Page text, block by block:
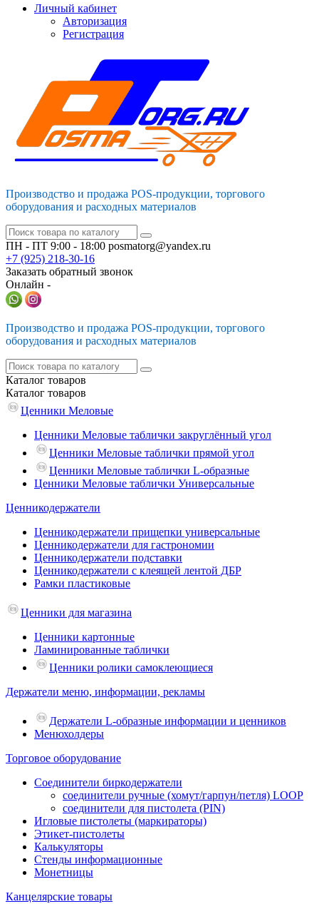
Личный кабинет
Авторизация
Регистрация
Производство и продажа POS-продукции, торгового
оборудования и расходных материалов
ПН - ПТ 9:00 - 18:00 posmatorg@yandex.ru
+7 (925) 218-30-16
Заказать обратный звонок
Онлайн -
Производство и продажа POS-продукции, торгового
оборудования и расходных материалов
Каталог товаров
Каталог товаров
Ценники Меловые
Ценники Меловые таблички закруглённый угол
Ценники Меловые таблички прямой угол
Ценники Меловые таблички L-образные
Ценники Меловые таблички Универсальные
Ценникодержатели
Ценникодержатели прищепки универсальные
Ценникодержатели для гастрономии
Ценникодержатели подставки
Ценникодержатели с клеящей лентой ДБР
Рамки пластиковые
Ценники для магазина
Ценники картонные
Ламинированные таблички
Ценники ролики самоклеющиеся
Держатели меню, информации, рекламы
Держатели L-образные информации и ценников
Менюхолдеры
Торговое оборудование
Соединители биркодержатели
соединители ручные (хомут/гарпун/петля) LOOP
соединители для пистолета (PIN)
Игловые пистолеты (маркираторы)
Этикет-пистолеты
Калькуляторы
Стенды информационные
Монетницы
Канцелярские товары